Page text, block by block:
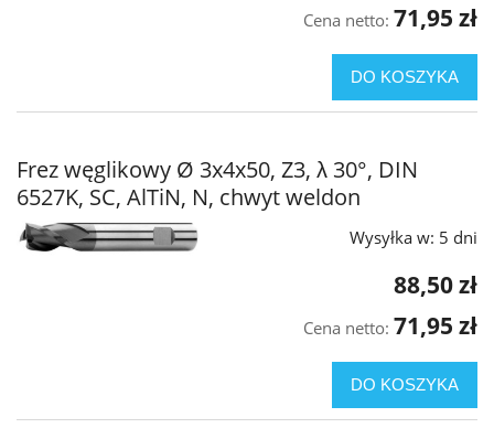
Cena netto: 71,95 zł
DO KOSZYKA
Frez węglikowy Ø 3x4x50, Z3, λ 30°, DIN
6527K, SC, AlTiN, N, chwyt weldon
Wysyłka w: 5 dni
88,50 zł
Cena netto: 71,95 zł
DO KOSZYKA